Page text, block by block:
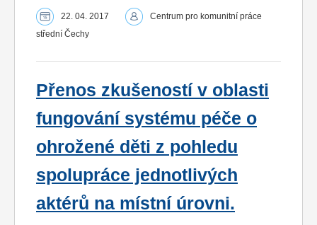
22. 04. 2017
Centrum pro komunitní práce
střední Čechy
Přenos zkušeností v oblasti
fungování systému péče o
ohrožené děti z pohledu
spolupráce jednotlivých
aktérů na místní úrovni.